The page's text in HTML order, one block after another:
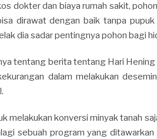
dokter dan biaya rumah sakit,
dirawat dengan baik tanpa pupuk
dia sadar pentingnya pohon bagi
tentang berita tentang Hari
dalam melakukan
melakukan konversi minyak tanah
sebuah program yang